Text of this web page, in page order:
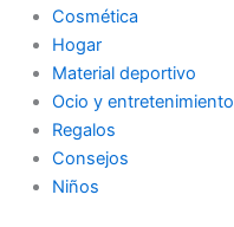
Cosmética
Hogar
Material deportivo
Ocio y entretenimiento
Regalos
Consejos
Niños